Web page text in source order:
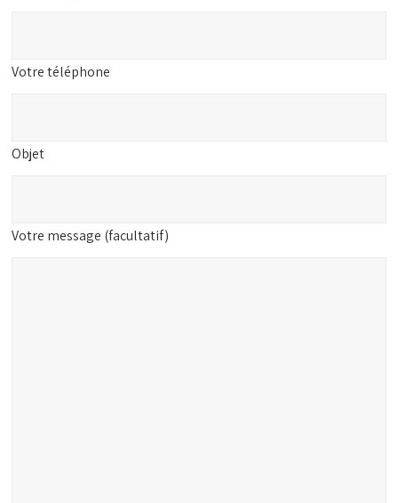
Votre téléphone
Objet
Votre message (facultatif)